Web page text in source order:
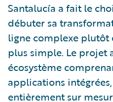
Santalucía a fait le
débuter sa
ligne complexe plutôt
plus simple. Le projet
écosystème
applications
entièrement sur